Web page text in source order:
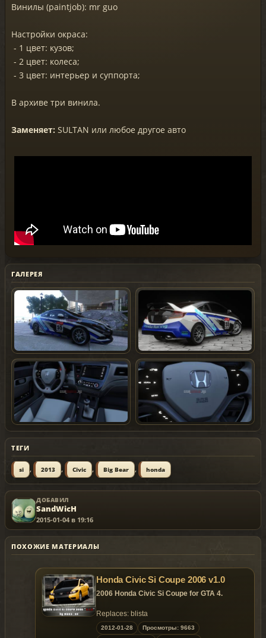
Винилы (paintjob): mr guo
Настройки окраса:
- 1 цвет: кузов;
- 2 цвет: колеса;
- 3 цвет: интерьер и суппорта;
В архиве три винила.
Заменяет: SULTAN или любое другое авто
ГАЛЕРЕЯ
ТЕГИ
si , 2013 , Civic , Big Bear , honda
ДОБАВИЛ
SandWicH
2015-01-04 в 19:16
ПОХОЖИЕ МАТЕРИАЛЫ
Honda Civic Si Coupe 2006 v1.0
2006 Honda Civic Si Coupe for GTA 4.
Replaces: blista
Model is exclusive toGtaMania
2012-01-28
Просмотры: 9663